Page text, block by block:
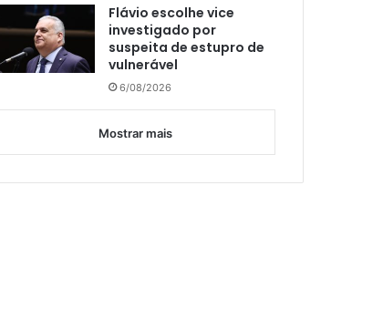
Flávio escolhe vice
investigado por
suspeita de estupro de
vulnerável
6/08/2026
Mostrar mais